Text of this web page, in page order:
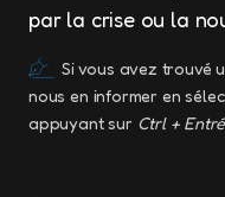
par la crise ou la
Si vous avez trouvé
nous en informer en
appuyant sur Ctrl +